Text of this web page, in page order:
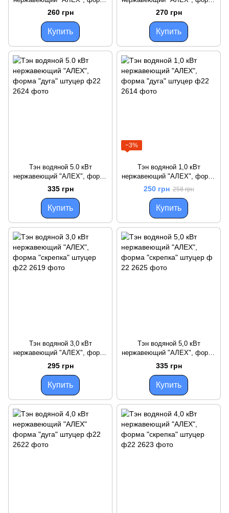
"дуга" штуцер 22
260 грн
Купить
"дуга" штуцер ф22
270 грн
Купить
Тэн водяной 5.0 кВт
нержавеющий "АЛЕХ", форма
"дуга" штуцер ф22
335 грн
Купить
−3%
Тэн водяной 1,0 кВт
нержавеющий "АЛЕХ", форма
"дуга" штуцер ф22
250 грн 258 грн
Купить
Тэн водяной 3,0 кВт
нержавеющий "АЛЕХ", форма
"скрепка" штуцер ф22
295 грн
Купить
Тэн водяной 5,0 кВт
нержавеющий "АЛЕХ", форма
"скрепка" штуцер ф 22
335 грн
Купить